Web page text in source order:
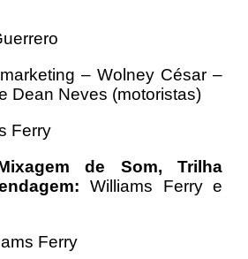
– Wolney César –
Dean Neves (motoristas)
Ferry
de Som, Trilha
Williams Ferry e
Ferry